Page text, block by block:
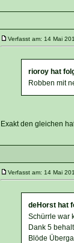
Verfasst am: 14 Mai
rioroy hat
Robben mit
Exakt den gleichen
Verfasst am: 14 Mai
deHorst hat
Schürrle war
Dank 5
Blöde